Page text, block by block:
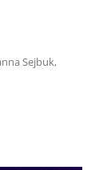
Sejbuk,